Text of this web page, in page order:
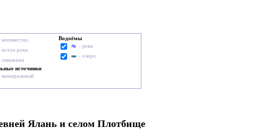
неизвестно
исток реки
скважина
источники
минеральный
Водоёмы
- река
- озеро
Ялань и селом Плотбище